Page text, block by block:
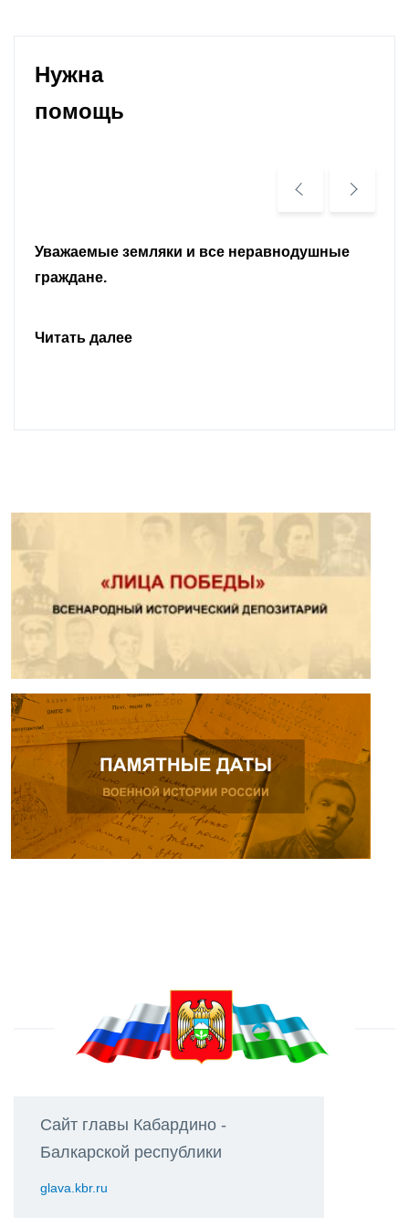
Нужна
помощь
Уважаемые земляки и все неравнодушные
граждане.
Читать далее
Сайт главы Кабардино -
Балкарской республики
glava.kbr.ru